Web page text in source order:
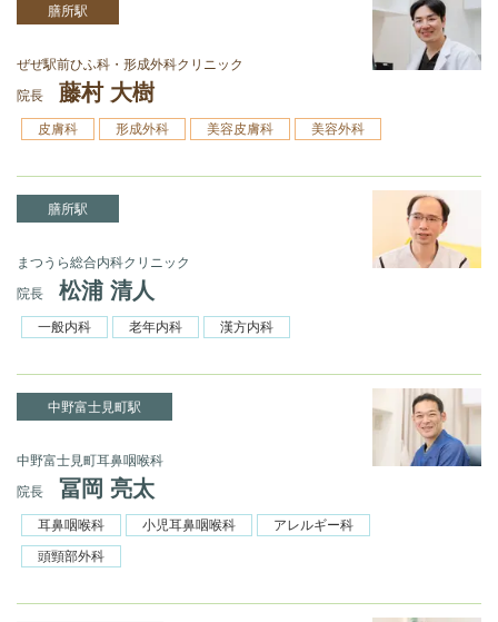
膳所駅
ぜぜ駅前ひふ科・形成外科クリニック
院長
藤村 大樹
皮膚科 形成外科 美容皮膚科 美容外科
膳所駅
まつうら総合内科クリニック
院長
松浦 清人
一般内科 老年内科 漢方内科
中野富士見町駅
中野富士見町耳鼻咽喉科
院長
冨岡 亮太
耳鼻咽喉科 小児耳鼻咽喉科
アレルギー科
頭頸部外科